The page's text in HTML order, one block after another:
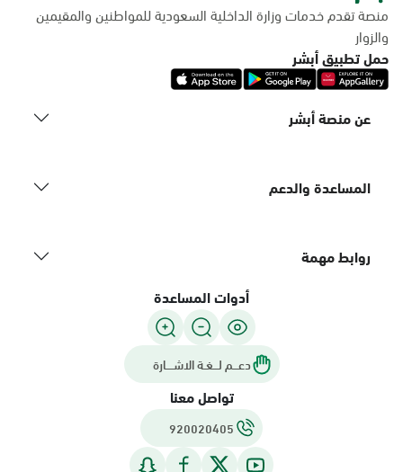
منصة تقدم خدمات وزارة الداخلية السعودية للمواطنين والمقيمين
والزوار
حمل تطبيق أبشر
عن منصة أبشر
المساعدة والدعم
روابط مهمة
أدوات المساعدة
دعـــم لـــغـة الاشــــارة
تواصل معنا
920020405